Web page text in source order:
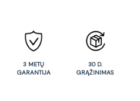
3 METŲ
GARANTIJA
30 D.
GRĄŽINIMAS